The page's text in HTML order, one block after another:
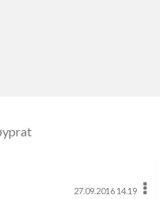
27.09.2016 14.19